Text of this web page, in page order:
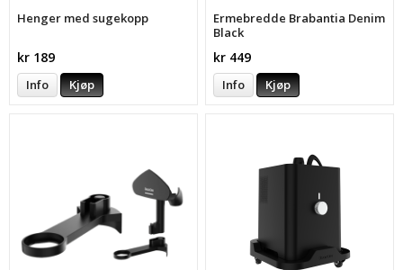
Henger med sugekopp
kr 189
Info Kjøp
Ermebredde Brabantia Denim
Black
kr 449
Info Kjøp